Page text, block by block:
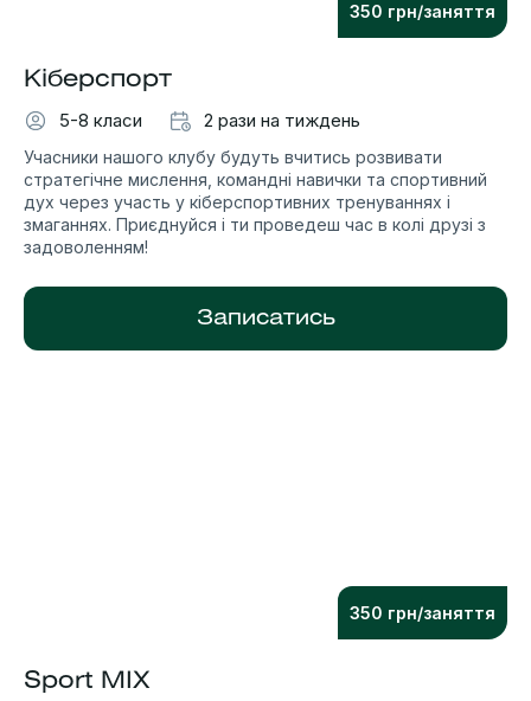
350 грн/заняття
Кіберспорт
5-8 класи
2 рази на тиждень
Учасники нашого клубу будуть вчитись розвивати
стратегічне мислення, командні навички та спортивний
дух через участь у кіберспортивних тренуваннях і
змаганнях. Приєднуйся і ти проведеш час в колі друзі з
задоволенням!
Записатись
350 грн/заняття
Sport MIX